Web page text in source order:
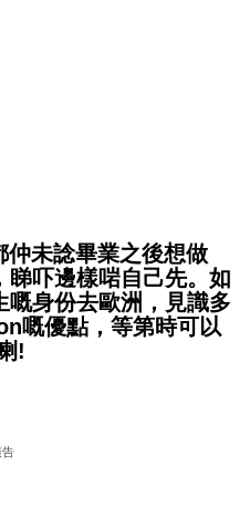
未諗畢業之後想做
睇吓邊樣啱自己先。如
嘅身份去歐洲，見識多
嘅優點，等第時可以
!
告